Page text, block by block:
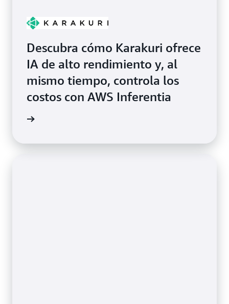
Descubra cómo Karakuri ofrece
IA de alto rendimiento y, al
mismo tiempo, controla los
costos con AWS Inferentia